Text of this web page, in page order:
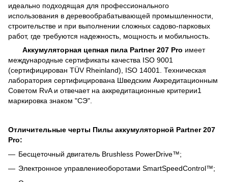
идеально подходящая для профессионального
использования в деревообрабатывающей промышленности,
строительстве и при выполнении сложных садово-парковых
работ, где требуются надежность, мощность и мобильность.
Аккумуляторная цепная пила Partner 207 Pro имеет
международные сертификаты качества ISO 9001
(сертифицирован TÜV Rheinland), ISO 14001. Техническая
лаборатория сертифицирована Шведским Аккредитационным
Советом RvA и отвечает на аккредитационные критерии1
маркировка знаком "СЭ".
Отличительные черты Пилы аккумуляторной Partner 207
Pro:
Бесщеточный двигатель Brushless PowerDrive™;
Электронное управлениеоборотами SmartSpeedControl™;